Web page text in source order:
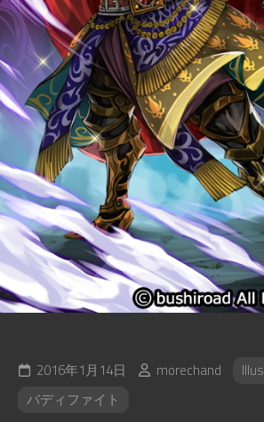
2016年1月14日 morechand
バディファイト